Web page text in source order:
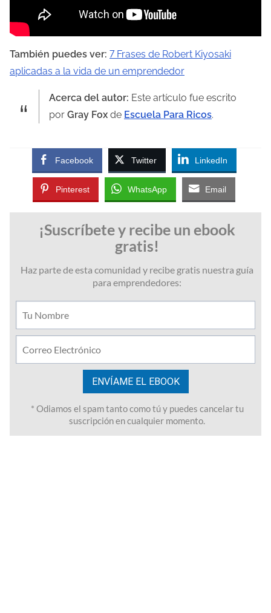
También puedes ver: 7 Frases de Robert Kiyosaki
aplicadas a la vida de un emprendedor
Acerca del autor: Este artículo fue escrito
por Gray Fox de Escuela Para Ricos.
Facebook Twitter LinkedIn
Pinterest WhatsApp Email